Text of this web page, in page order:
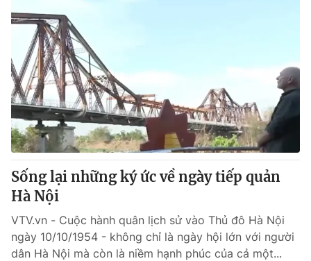
Sống lại những ký ức về ngày tiếp quản
Hà Nội
VTV.vn - Cuộc hành quân lịch sử vào Thủ đô Hà Nội
ngày 10/10/1954 - không chỉ là ngày hội lớn với người
dân Hà Nội mà còn là niềm hạnh phúc của cả một...